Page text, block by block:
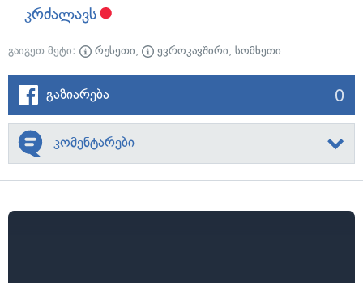
კრძალავს
გაიგეთ მეტი: რუსეთი, ევროკავშირი, სომხეთი
გაზიარება 0
კომენტარები